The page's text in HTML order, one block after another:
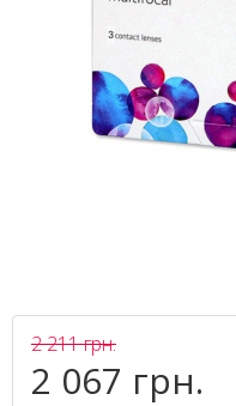
2 211 грн.
2 067 грн.